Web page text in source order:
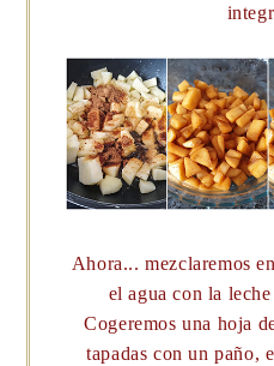
Ahora... mezclaremos
el agua con la
Cogeremos una hoja
tapadas con un paño,